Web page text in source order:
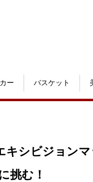
ー バスケット
キシビジョン
挑む！